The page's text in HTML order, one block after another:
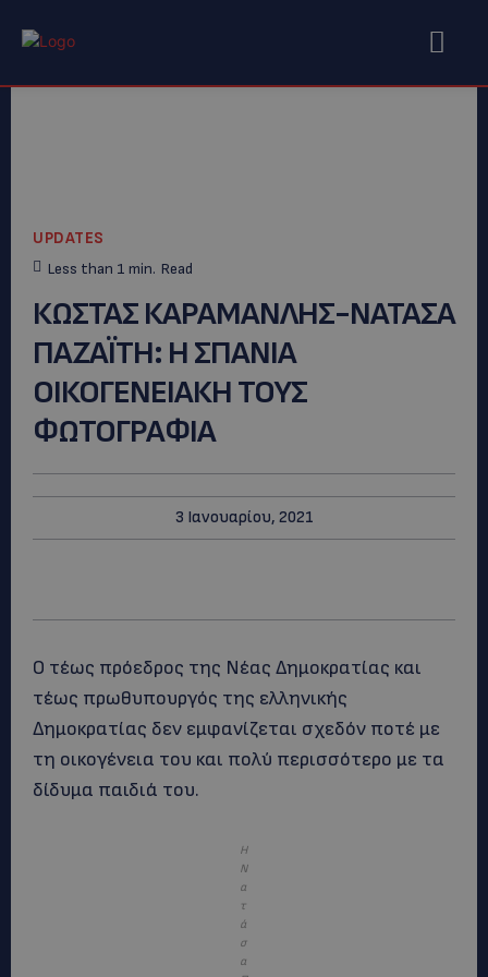
UPDATES
Less than 1 min. Read
ΚΩΣΤΑΣ ΚΑΡΑΜΑΝΛΗΣ-ΝΑΤΑΣΑ
ΠΑΖΑΪΤΗ: H ΣΠΑΝΙΑ
ΟΙΚΟΓΕΝΕΙΑΚΗ ΤΟΥΣ
ΦΩΤΟΓΡΑΦΙΑ
3 Ιανουαρίου, 2021
Ο τέως πρόεδρος της Νέας Δημοκρατίας και
τέως πρωθυπουργός της ελληνικής
Δημοκρατίας δεν εμφανίζεται σχεδόν ποτέ με
τη οικογένεια του και πολύ περισσότερο με τα
δίδυμα παιδιά του.
Η
Ν
α
τ
ά
σ
α